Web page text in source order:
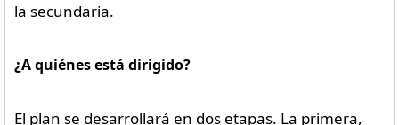
la secundaria.
¿A quiénes está dirigido?
El plan se desarrollará en dos etapas. La primera,